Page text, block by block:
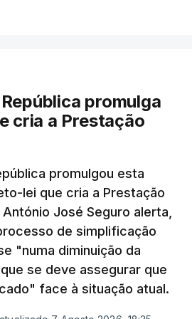
promulga
cria a Prestação
promulgou esta
lei que cria a Prestação
José Seguro alerta,
de simplificação
"numa diminuição da
se deve assegurar que
face à situação atual.